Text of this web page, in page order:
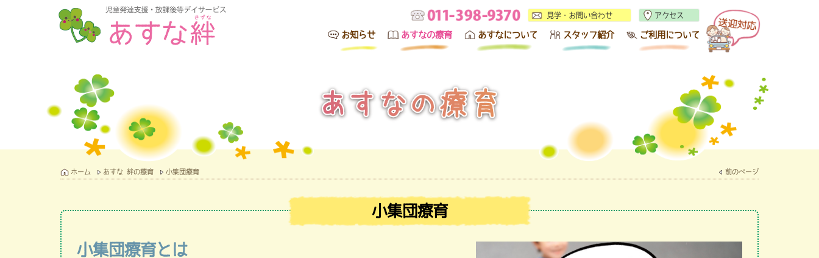
見学・お問い合わせ アクセス
お知らせ あすなの療育 あすなについて スタッフ紹介 ご利用について
あすな絆の療育
あすな絆について
ホーム あすな 絆の療育 小集団療育 前のページ
小集団療育
小集団療育とは